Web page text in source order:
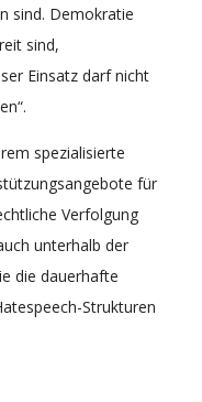
sind. Demokratie
sind,
Einsatz darf nicht
spezialisierte
für
Verfolgung
unterhalb der
die dauerhafte
Strukturen